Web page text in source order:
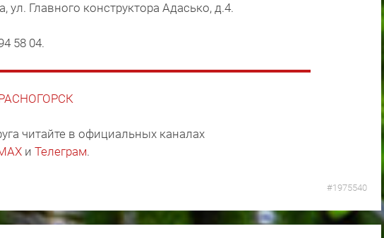
ул. Главного конструктора Адасько, д.4.
58 04.
читайте в официальных каналах
и Телеграм.
#1975540